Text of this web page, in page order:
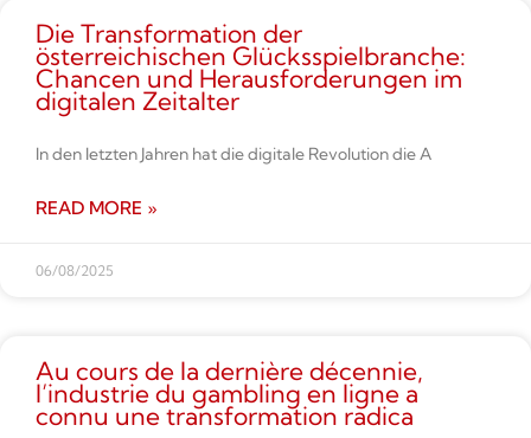
Die Transformation der
österreichischen Glücksspielbranche:
Chancen und Herausforderungen im
digitalen Zeitalter
In den letzten Jahren hat die digitale Revolution die A
READ MORE »
06/08/2025
Au cours de la dernière décennie,
l’industrie du gambling en ligne a
connu une transformation radica